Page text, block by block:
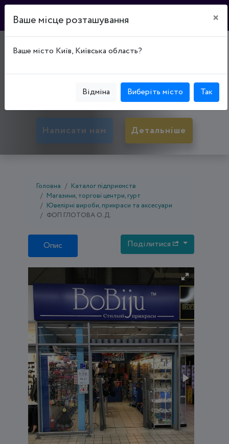
"BOBIJU"
Саксаганський р-н, майдан 30-річчя Перемоги,
буд. 1, Приміщення ТРК "Солнечная Галерея"
Написати нам Детальніше
Головна
Каталог підприємств
Магазини, торгові центри, гурт
Ювелірні вироби, прикраси та аксесуари
ФОП ГЛОТОВА О.Д.
Опис Поділитися
Ваше місце розташування ×
Ваше місто Київ, Київська область?
Відміна Виберіть місто Так